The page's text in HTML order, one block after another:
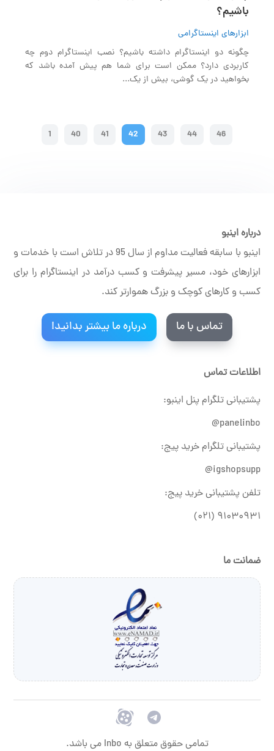
باشیم؟
ابزارهای اینستاگرامی
چگونه دو اینستاگرام داشته باشیم؟ نصب اینستاگرام دوم چه
کاربردی دارد؟ ممکن است برای شما هم پیش آمده باشد که
بخواهید در یک گوشی، بیش از یک...
1 40 41 42 43 44 46
درباره اینبو
اینبو با سابقه فعالیت مداوم از سال 95 در تلاش است با خدمات و
ابزارهای خود، مسیر پیشرفت و کسب درآمد در اینستاگرام را برای
کسب و کارهای کوچک و بزرگ هموارتر کند.
تماس با ما درباره ما بیشتر بدانید!
اطلاعات تماس
پشتیبانی تلگرام پنل اینبو:
panelinbo@
پشتیبانی تلگرام خرید پیج:
igshopsupp@
تلفن پشتیبانی خرید پیج:
۹۱۰۳۰۹۳۱ (۰۲۱)
ضمانت ما
تمامی حقوق متعلق به Inbo می باشد.